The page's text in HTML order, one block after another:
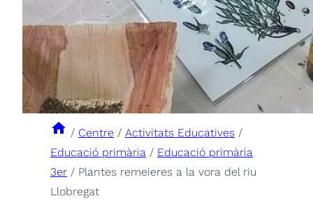
/ Centre / Activitats Educatives /
Educació primària / Educació primària
3er / Plantes remeieres a la vora del riu
Llobregat